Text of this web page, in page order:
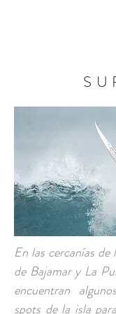
En las cercanías
de Bajamar y La
encuentran
spots de la isla